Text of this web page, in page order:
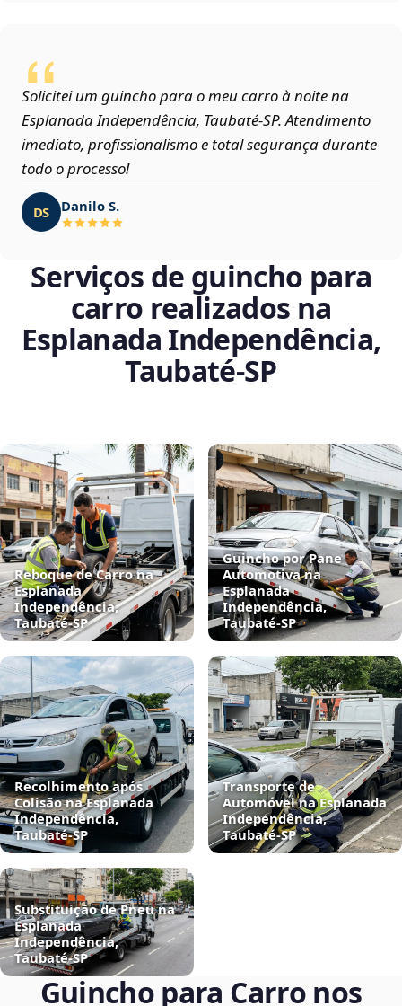
Solicitei um guincho para o meu carro à noite na
Esplanada Independência, Taubaté‑SP. Atendimento
imediato, profissionalismo e total segurança durante
todo o processo!
DS Danilo S.
Serviços de guincho para
carro realizados na
Esplanada Independência,
Taubaté‑SP
Reboque de Carro na
Esplanada
Independência,
Taubaté‑SP
Guincho por Pane
Automotiva na
Esplanada
Independência,
Taubaté‑SP
Recolhimento após
Colisão na Esplanada
Independência,
Taubaté‑SP
Transporte de
Automóvel na Esplanada
Independência,
Taubaté‑SP
Substituição de Pneu na
Esplanada
Independência,
Taubaté‑SP
Guincho para Carro nos